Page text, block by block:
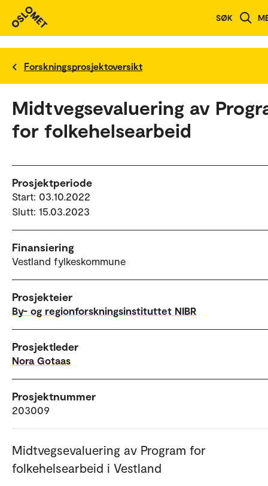
SØK
Forskningsprosjektoversikt
Midtvegsevaluering av
for folkehelsearbeid
Prosjektperiode
Start: 03.10.2022
Slutt: 15.03.2023
Finansiering
Vestland fylkeskommune
Prosjekteier
By- og regionforskningsinstituttet NIBR
Prosjektleder
Nora Gotaas
Prosjektnummer
203009
Midtvegsevaluering av Program for
folkehelsearbeid i Vestland